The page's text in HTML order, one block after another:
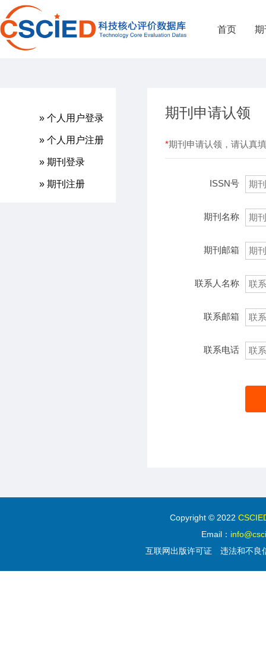
首页 期
» 个人用户登录
» 个人用户注册
» 期刊登录
» 期刊注册
期刊申请认领
*期刊申请认领，请认真
ISSN号
期刊名称
期刊邮箱
联系人名称
联系邮箱
联系电话
Copyright © 2022
Email：
互联网出版许可证
违法和不良